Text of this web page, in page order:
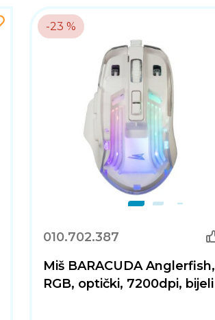
-23 %
010.702.387
Miš BARACUDA Anglerfish,
RGB, optički, 7200dpi, bijeli